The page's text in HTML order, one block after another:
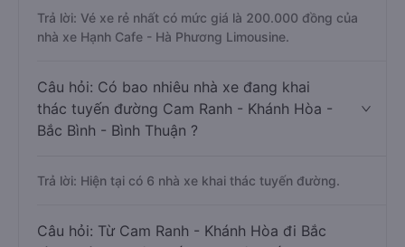
Trả lời: Vé xe rẻ nhất có mức giá là 200.000 đồng của
nhà xe Hạnh Cafe - Hà Phương Limousine.
Câu hỏi: Có bao nhiêu nhà xe đang khai
thác tuyến đường Cam Ranh - Khánh Hòa -
Bắc Bình - Bình Thuận ?
Trả lời: Hiện tại có 6 nhà xe khai thác tuyến đường.
Câu hỏi: Từ Cam Ranh - Khánh Hòa đi Bắc